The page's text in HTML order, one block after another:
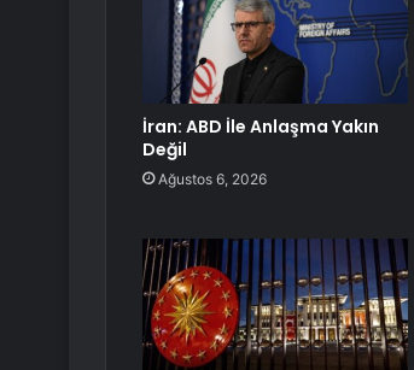
İran: ABD İle Anlaşma Yakın
Değil
Ağustos 6, 2026